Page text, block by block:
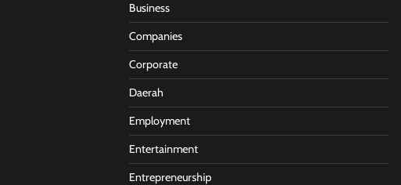
Business
Companies
Corporate
Daerah
Employment
Entertainment
Entrepreneurship